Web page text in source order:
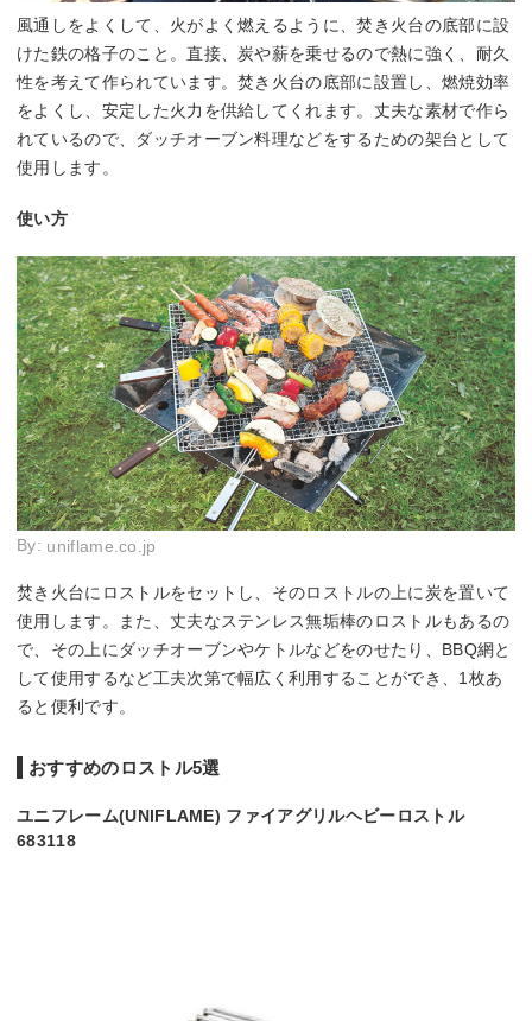
風通しをよくして、火がよく燃えるように、焚き火台の底部に設
けた鉄の格子のこと。直接、炭や薪を乗せるので熱に強く、耐久
性を考えて作られています。焚き火台の底部に設置し、燃焼効率
をよくし、安定した火力を供給してくれます。丈夫な素材で作ら
れているので、ダッチオーブン料理などをするための架台として
使用します。
使い方
By: uniflame.co.jp
焚き火台にロストルをセットし、そのロストルの上に炭を置いて
使用します。また、丈夫なステンレス無垢棒のロストルもあるの
で、その上にダッチオーブンやケトルなどをのせたり、BBQ網と
して使用するなど工夫次第で幅広く利用することができ、1枚あ
ると便利です。
おすすめのロストル5選
ユニフレーム(UNIFLAME) ファイアグリルヘビーロストル
683118